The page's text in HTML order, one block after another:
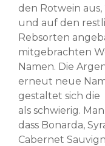
den Rotwein
und auf den
Rebsorten
mitgebrachten
Namen. Die
erneut neue
gestaltet sich
als schwierig.
dass Bonarda,
Cabernet